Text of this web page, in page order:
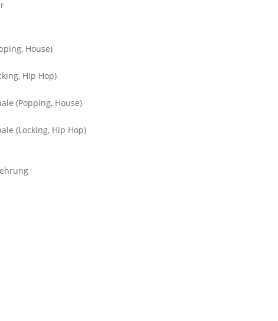
House)
Hip Hop)
(Popping, House)
(Locking, Hip Hop)